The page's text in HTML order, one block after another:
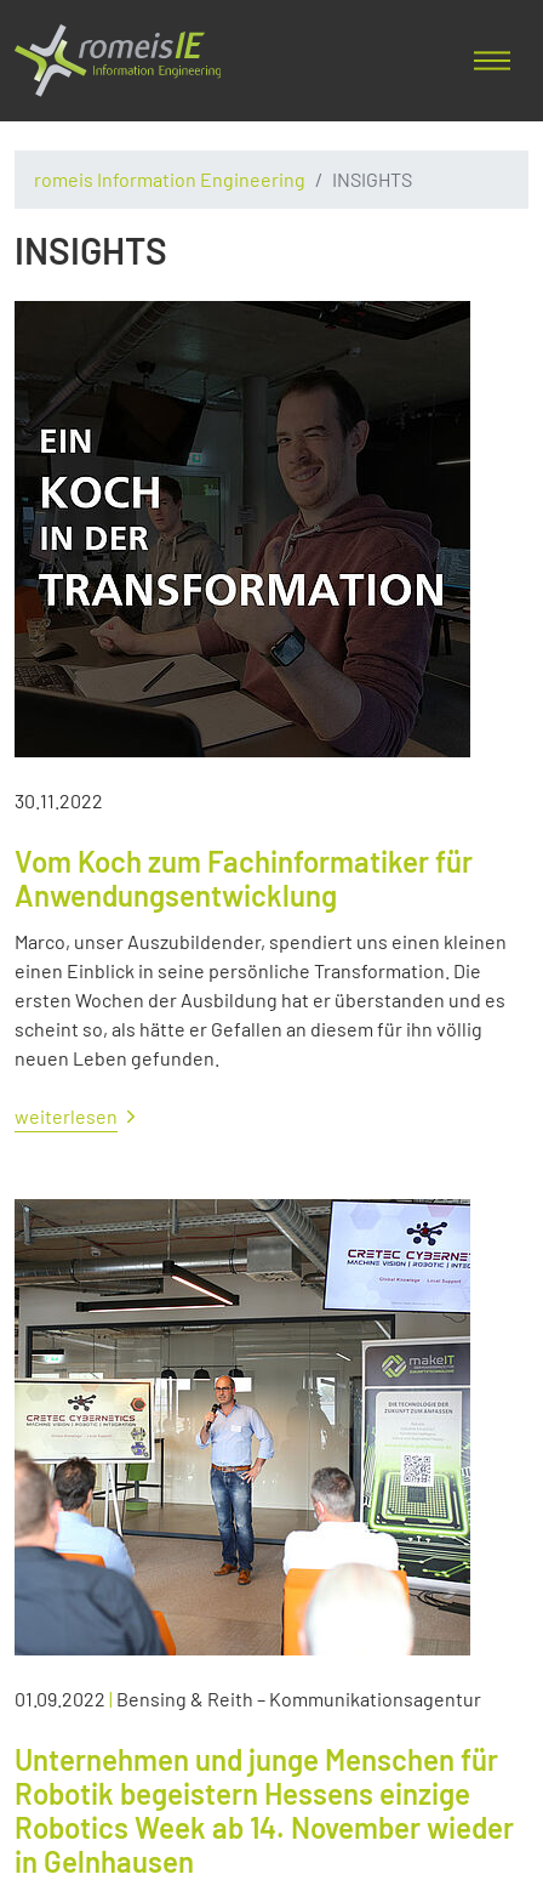
romeis Information Engineering INSIGHTS
INSIGHTS
30.11.2022
Vom Koch zum Fachinformatiker für
Anwendungsentwicklung
Marco, unser Auszubildender, spendiert uns einen kleinen
einen Einblick in seine persönliche Transformation. Die
ersten Wochen der Ausbildung hat er überstanden und es
scheint so, als hätte er Gefallen an diesem für ihn völlig
neuen Leben gefunden.
weiterlesen
01.09.2022 | Bensing & Reith – Kommunikationsagentur
Unternehmen und junge Menschen für
Robotik begeistern Hessens einzige
Robotics Week ab 14. November wieder
in Gelnhausen